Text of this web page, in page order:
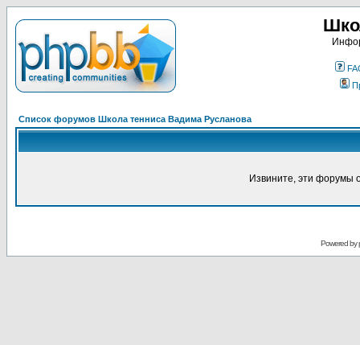
Список форумов Школа тенниса Вадима Русланова
Извините, эти форумы
Powered by